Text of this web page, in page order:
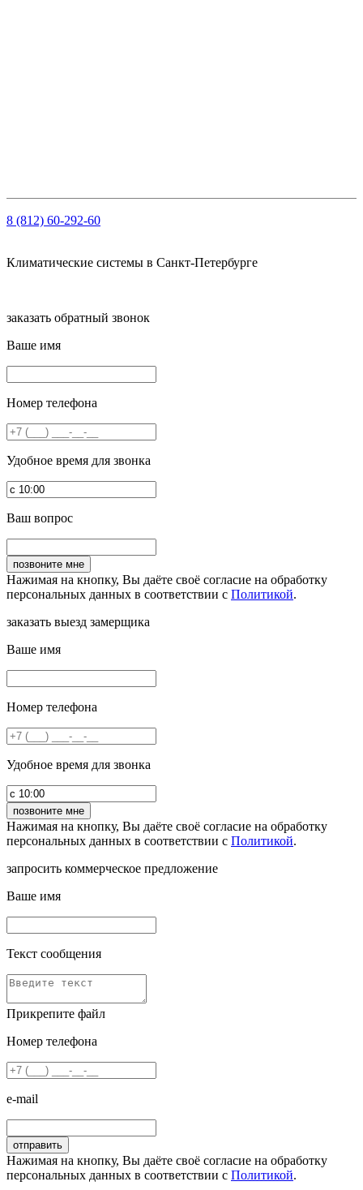
8 (812) 60-292-60
Климатические системы в Санкт-Петербурге
заказать обратный звонок
Ваше имя
Номер телефона
Удобное время для звонка
Ваш вопрос
Нажимая на кнопку, Вы даёте своё согласие на обработку
персональных данных в соответствии с Политикой.
заказать выезд замерщика
Ваше имя
Номер телефона
Удобное время для звонка
Нажимая на кнопку, Вы даёте своё согласие на обработку
персональных данных в соответствии с Политикой.
запросить коммерческое предложение
Ваше имя
Текст сообщения
Прикрепите файл
Номер телефона
e-mail
Нажимая на кнопку, Вы даёте своё согласие на обработку
персональных данных в соответствии с Политикой.